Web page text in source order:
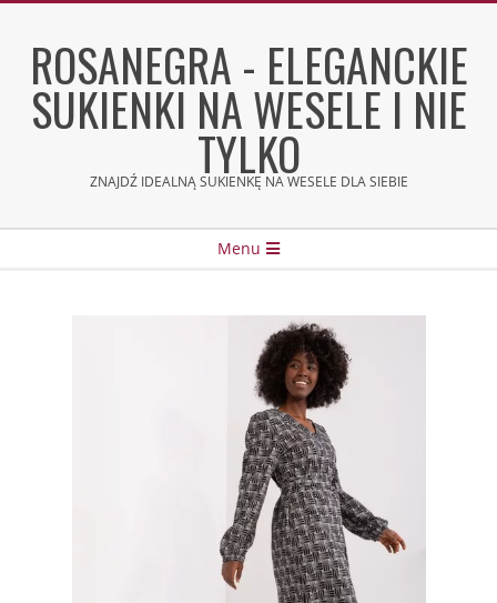
contentROSANEGRA - ELEGANCKIE
SUKIENKI NA WESELE I NIE
TYLKO
ZNAJDŹ IDEALNĄ SUKIENKĘ NA WESELE DLA SIEBIE
Menu